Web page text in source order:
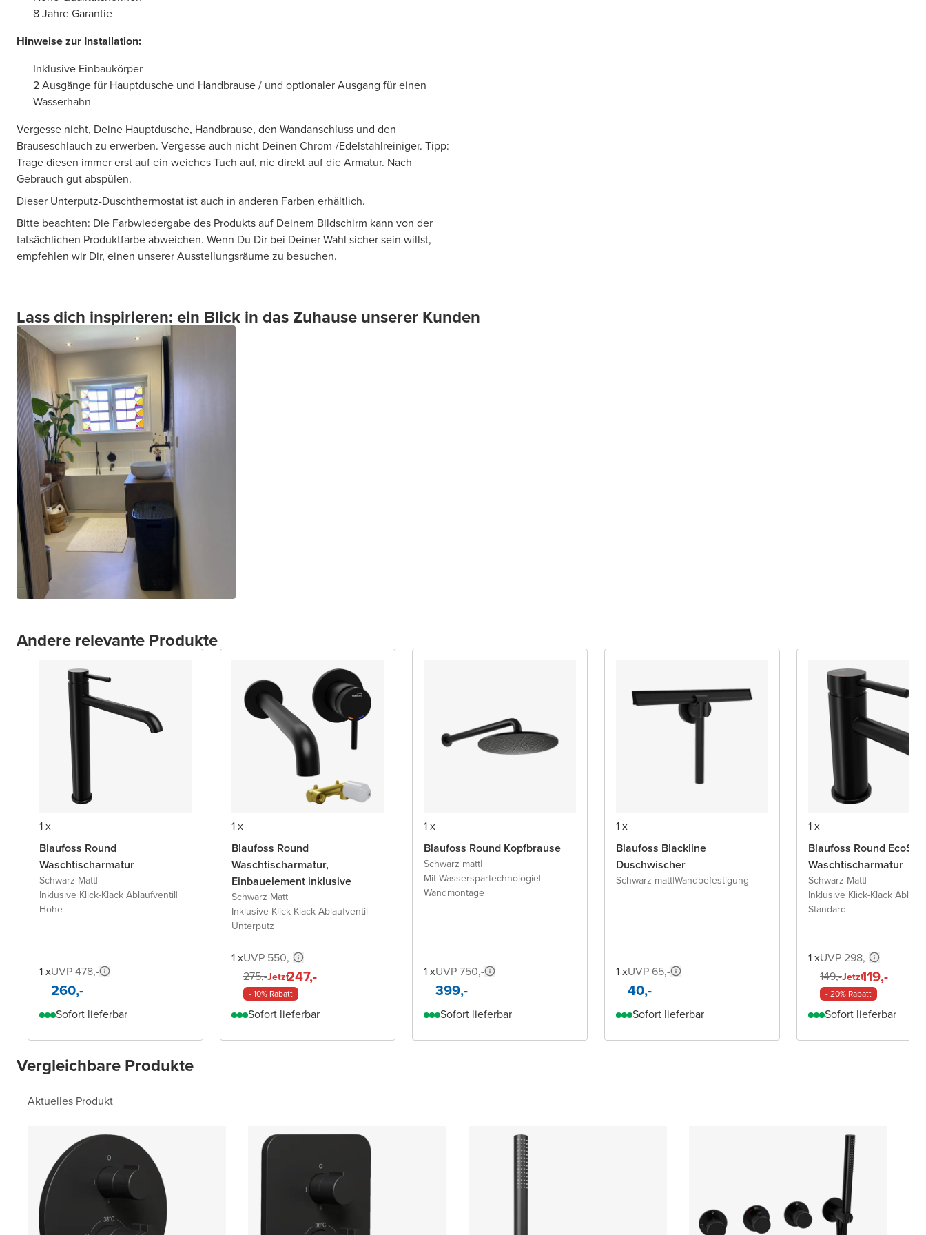
8 Jahre Garantie
Hinweise zur Installation:
Inklusive Einbaukörper
2 Ausgänge für Hauptdusche und Handbrause / und optionaler Ausgang für einen
Wasserhahn
Vergesse nicht, Deine Hauptdusche, Handbrause, den Wandanschluss und den
Brauseschlauch zu erwerben. Vergesse auch nicht Deinen Chrom-/Edelstahlreiniger. Tipp:
Trage diesen immer erst auf ein weiches Tuch auf, nie direkt auf die Armatur. Nach
Gebrauch gut abspülen.
Dieser Unterputz-Duschthermostat ist auch in anderen Farben erhältlich.
Bitte beachten: Die Farbwiedergabe des Produkts auf Deinem Bildschirm kann von der
tatsächlichen Produktfarbe abweichen. Wenn Du Dir bei Deiner Wahl sicher sein willst,
empfehlen wir Dir, einen unserer Ausstellungsräume zu besuchen.
Lass dich inspirieren: ein Blick in das Zuhause unserer Kunden
Andere relevante Produkte
1 x
Blaufoss Round
Waschtischarmatur
Schwarz Matt|
Inklusive Klick-Klack Ablaufventil|
Hohe
1 xUVP 478,-
260,-
Sofort lieferbar
1 x
Blaufoss Round
Waschtischarmatur,
Einbauelement inklusive
Schwarz Matt|
Inklusive Klick-Klack Ablaufventil|
Unterputz
1 xUVP 550,-
275,-Jetzt247,-
- 10% Rabatt
Sofort lieferbar
1 x
Blaufoss Round Kopfbrause
Schwarz matt|
Mit Wasserspartechnologie|
Wandmontage
1 xUVP 750,-
399,-
Sofort lieferbar
1 x
Blaufoss Blackline
Duschwischer
Schwarz matt|Wandbefestigung
1 xUVP 65,-
40,-
Sofort lieferbar
1 x
Blaufoss Round
Waschtischarmatur
Schwarz Matt|
Inklusive Klick-Klack
Standard
1 xUVP 298,-
149,-Jetzt119,-
- 20% Rabatt
Sofort lieferbar
Vergleichbare Produkte
Aktuelles Produkt